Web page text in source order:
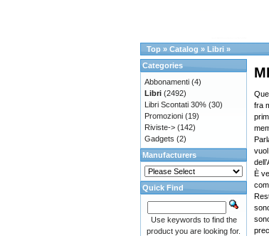
Top » Catalog » Libri »
fra
È
Categories
Abbonamenti (4)
Libri (2492)
Libri Scontati 30% (30)
Promozioni (19)
Riviste-> (142)
Gadgets (2)
Manufacturers
Quick Find
Use keywords to find the
product you are looking for.